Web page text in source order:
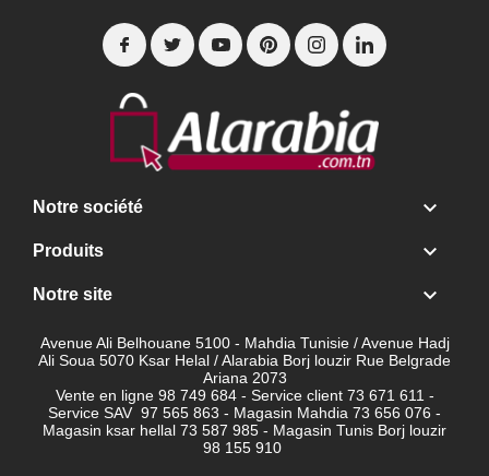
Notre société 
Produits 
Notre site 
Avenue Ali Belhouane 5100 - Mahdia Tunisie / Avenue Hadj
Ali Soua 5070 Ksar Helal / Alarabia Borj louzir Rue Belgrade
Ariana 2073
Vente en ligne 98 749 684 - Service client 73 671 611 -
Service SAV 97 565 863 - Magasin Mahdia 73 656 076 -
Magasin ksar hellal 73 587 985 - Magasin Tunis Borj louzir
98 155 910